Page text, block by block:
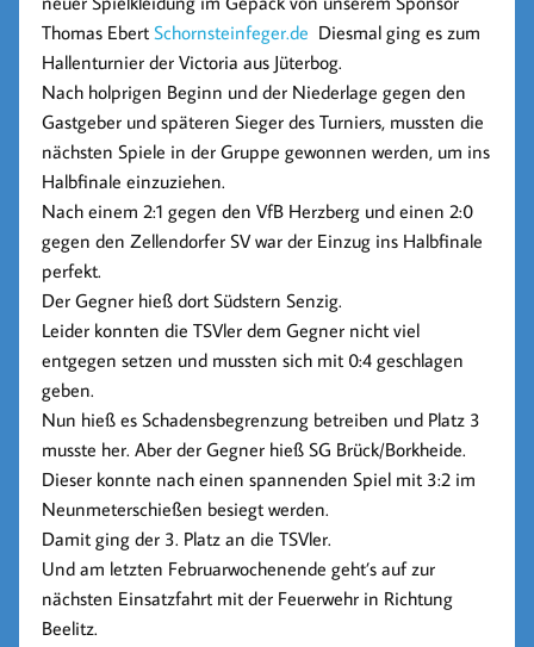
Thomas EbertSchornsteinfeger.de Diesmal ging es zum
Hallenturnier der Victoria aus Jüterbog.
Nach holprigen Beginn und der Niederlage gegen den
Gastgeber und späteren Sieger des Turniers, mussten die
nächsten Spiele in der Gruppe gewonnen werden, um ins
Halbfinale einzuziehen.
Nach einem 2:1 gegen den VfB Herzberg und einen 2:0
gegen den Zellendorfer SV war der Einzug ins Halbfinale
perfekt.
Der Gegner hieß dort Südstern Senzig.
Leider konnten die TSVler dem Gegner nicht viel
entgegen setzen und mussten sich mit 0:4 geschlagen
geben.
Nun hieß es Schadensbegrenzung betreiben und Platz 3
musste her. Aber der Gegner hieß SG Brück/Borkheide.
Dieser konnte nach einen spannenden Spiel mit 3:2 im
Neunmeterschießen besiegt werden.
Damit ging der 3. Platz an die TSVler.
Und am letzten Februarwochenende geht’s auf zur
nächsten Einsatzfahrt mit der Feuerwehr in Richtung
Beelitz.